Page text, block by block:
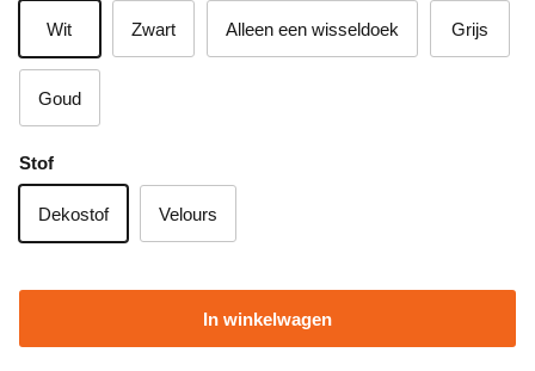
Wit Zwart Alleen een wisseldoek Grijs
Goud
Stof
Dekostof Velours
In winkelwagen